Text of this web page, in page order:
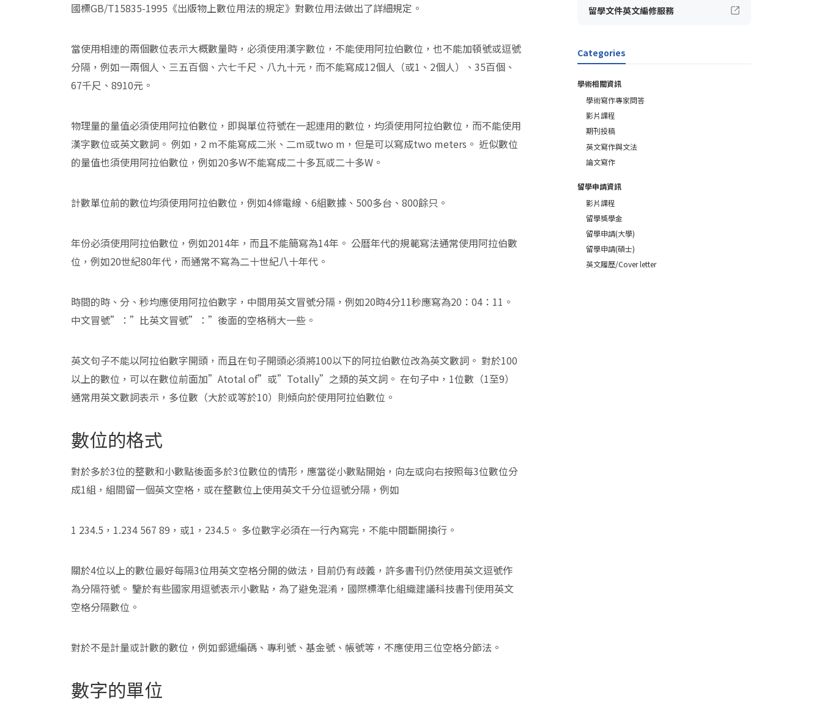
國標GB/T15835-1995《出版物上數位用法的規定》對數位用法做出了詳細規定。
當使用相連的兩個數位表示大概數量時，必須使用漢字數位，不能使用阿拉伯數位，也不能加頓號或逗號
分隔，例如一兩個人、三五百個、六七千尺、八九十元，而不能寫成12個人（或1、2個人）、35百個、
67千尺、8910元。
物理量的量值必須使用阿拉伯數位，即與單位符號在一起連用的數位，均須使用阿拉伯數位，而不能使用
漢字數位或英文數詞。 例如，2 m不能寫成二米、二m或two m，但是可以寫成two meters。 近似數位
的量值也須使用阿拉伯數位，例如20多W不能寫成二十多瓦或二十多W。
計數單位前的數位均須使用阿拉伯數位，例如4條電線、6組數據、500多台、800餘只。
年份必須使用阿拉伯數位，例如2014年，而且不能簡寫為14年。 公曆年代的規範寫法通常使用阿拉伯數
位，例如20世紀80年代，而通常不寫為二十世紀八十年代。
時間的時、分、秒均應使用阿拉伯數字，中間用英文冒號分隔，例如20時4分11秒應寫為20：04：11。
中文冒號”：”比英文冒號”：”後面的空格稍大一些。
英文句子不能以阿拉伯數字開頭，而且在句子開頭必須將100以下的阿拉伯數位改為英文數詞。 對於100
以上的數位，可以在數位前面加”Atotal of”或”Totally”之類的英文詞。 在句子中，1位數（1至9）
通常用英文數詞表示，多位數（大於或等於10）則傾向於使用阿拉伯數位。
數位的格式
對於多於3位的整數和小數點後面多於3位數位的情形，應當從小數點開始，向左或向右按照每3位數位分
成1組，組間留一個英文空格，或在整數位上使用英文千分位逗號分隔，例如
1 234.5，1.234 567 89，或1，234.5。 多位數字必須在一行內寫完，不能中間斷開換行。
關於4位以上的數位最好每隔3位用英文空格分開的做法，目前仍有歧義，許多書刊仍然使用英文逗號作
為分隔符號。 鑒於有些國家用逗號表示小數點，為了避免混淆，國際標準化組織建議科技書刊使用英文
空格分隔數位。
對於不是計量或計數的數位，例如郵遞編碼、專利號、基金號、帳號等，不應使用三位空格分節法。
數字的單位
留學文件英文編修服務
Categories
學術相關資訊
學術寫作專家問答
影片課程
期刊投稿
英文寫作與文法
論文寫作
留學申請資訊
影片課程
留學獎學金
留學申請(大學)
留學申請(碩士)
英文履歷/Cover letter